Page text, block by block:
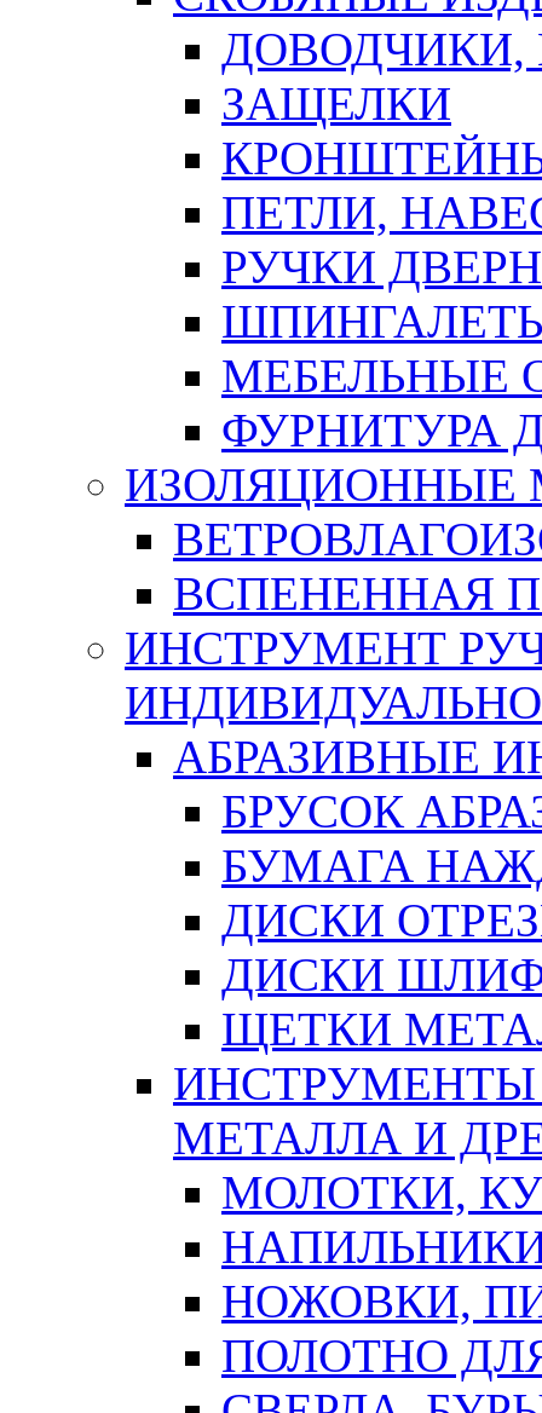
ЗАЩЕЛКИ
ПЕТЛИ,
РУЧКИ
МЕБЕЛЬНЫЕ
ФУРНИТУРА
ИЗОЛЯЦИОННЫЕ
ВСПЕНЕННАЯ
ИНСТРУМЕНТ
АБРАЗИВНЫЕ
БРУСОК
БУМАГА
ДИСКИ
ДИСКИ
ЩЕТКИ
ИНСТРУМЕНТЫ
МЕТАЛЛА И
МОЛОТКИ,
НОЖОВКИ,
ПОЛОТНО